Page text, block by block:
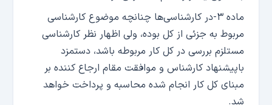
ماده ۳-در کارشناسی‌ها چنانچه موضوع کارشناسی
مربوط به جزئی از کل بوده، ولی اظهار نظر کارشناسی
مستلزم بررسی در کل کار مربوطه باشد، دستمزد
باپیشنهاد کارشناس و موافقت مقام ارجاع کننده بر
مبنای کل کار انجام شده محاسبه و پرداخت خواهد
شد.